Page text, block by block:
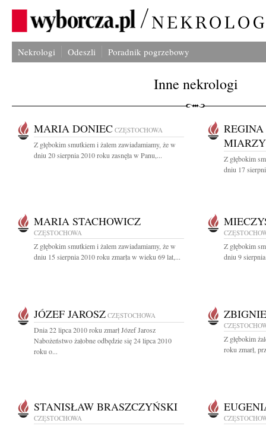
Nekrologi Odeszli Poradnik pogrzebowy
Inne nekrologi
MARIA DONIEC CZĘSTOCHOWA
Z głębokim smutkiem i żalem zawiadamiamy, że w
dniu 20 sierpnia 2010 roku zasnęła w Panu,...
Z głębokim
dniu 17
MARIA STACHOWICZ
CZĘSTOCHOWA
Z głębokim smutkiem i żalem zawiadamiamy, że w
dniu 15 sierpnia 2010 roku zmarła w wieku 69 lat,...
Z głębokim
dniu 9
JÓZEF JAROSZ CZĘSTOCHOWA
Dnia 22 lipca 2010 roku zmarł Józef Jarosz
Nabożeństwo żałobne odbędzie się 24 lipca 2010
roku o...
Z głębokim
roku zmarł,
STANISŁAW BRASZCZYŃSKI
CZĘSTOCHOWA